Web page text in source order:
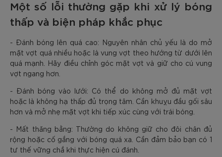
Một số lỗi thường gặp khi xử lý bóng
thấp và biện pháp khắc phục
- Đánh bóng lên quá cao: Nguyên nhân chủ yếu là do mở
mặt vợt quá nhiều hoặc là vung vợt theo hướng từ dưới lên
quá mạnh. Hãy điều chỉnh góc mặt vợt và giữ cho cú vung
vợt ngang hơn.
- Đánh bóng vào lưới: Có thể do không mở đủ mặt vợt
hoặc là không hạ thấp đủ trọng tâm. Cần khuỵu đầu gối sâu
hơn và mở nhẹ mặt vợt khi tiếp xúc cùng với trái bóng.
- Mất thăng bằng: Thường do không giữ cho đôi chân đủ
rộng hoặc cố gắng với bóng quá xa. Cần đảm bảo bạn có 1
tư thế vững chắ khi thực hiện cú đánh.